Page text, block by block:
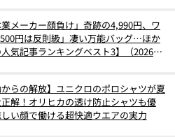
メーカー顔負け」奇跡の4,990円、ワ
円は反則級」凄い万能バッグ…ほか
人気記事ランキングベスト3】（2026年
からの解放】ユニクロのポロシャツが夏
解！オリヒカの透け防止シャツも優
い顔で働ける超快適ウエアの実力